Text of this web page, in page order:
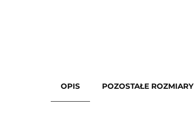
OPIS POZOSTAŁE ROZMIARY